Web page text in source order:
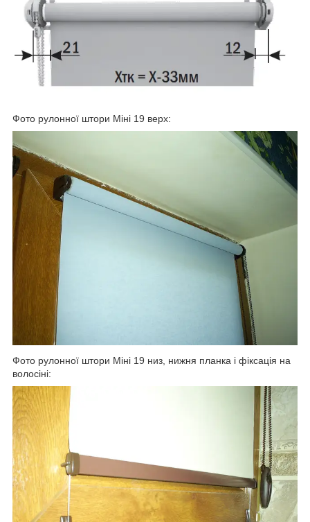
Фото рулонної штори Міні 19 верх:
Фото рулонної штори Міні 19 низ, нижня планка і фіксація на
волосіні: